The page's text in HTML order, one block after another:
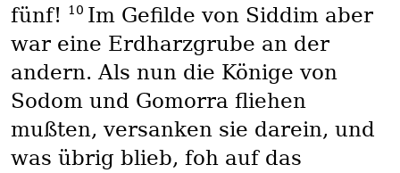
fünf!
10 Im Gefilde von Siddim aber
war eine Erdharzgrube an der
andern. Als nun die Könige von
Sodom und Gomorra fliehen
mußten, versanken sie darein, und
was übrig blieb, foh auf das